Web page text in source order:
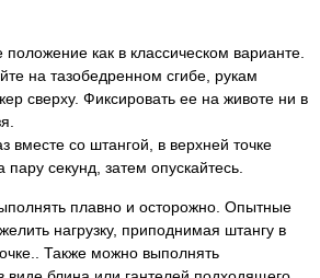
как в классическом варианте.
на тазобедренном сгибе, рукам
сверху. Фиксировать ее на животе ни в
вместе со штангой, в верхней точке
пару секунд, затем опускайтесь.
плавно и осторожно. Опытные
нагрузку, приподнимая штангу в
Также можно выполнять